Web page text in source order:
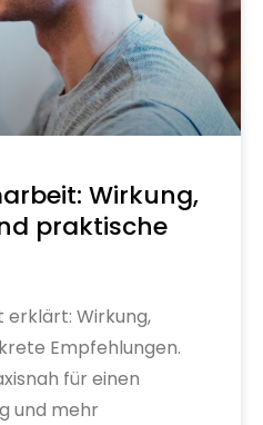
Wirkung,
praktische
Wirkung,
Empfehlungen.
für einen
und mehr